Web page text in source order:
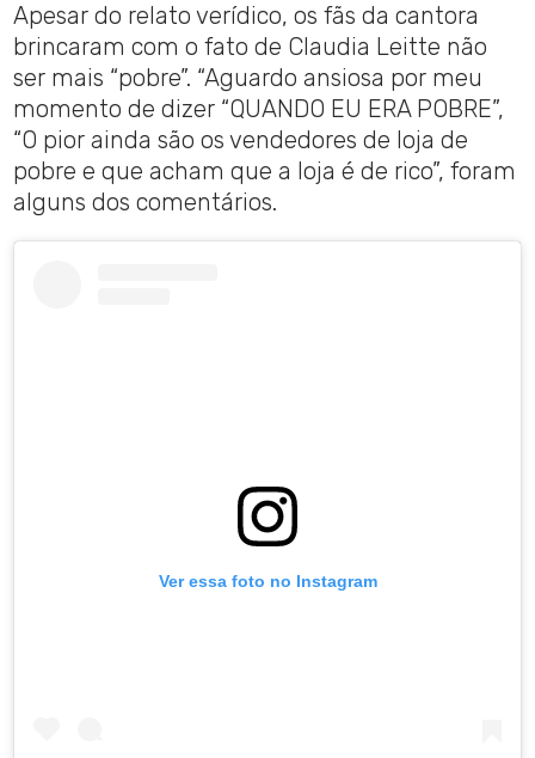
Apesar do relato verídico, os fãs da cantora
brincaram com o fato de Claudia Leitte não
ser mais “pobre”. “Aguardo ansiosa por meu
momento de dizer “QUANDO EU ERA POBRE”,
“O pior ainda são os vendedores de loja de
pobre e que acham que a loja é de rico”, foram
alguns dos comentários.
Ver essa foto no Instagram